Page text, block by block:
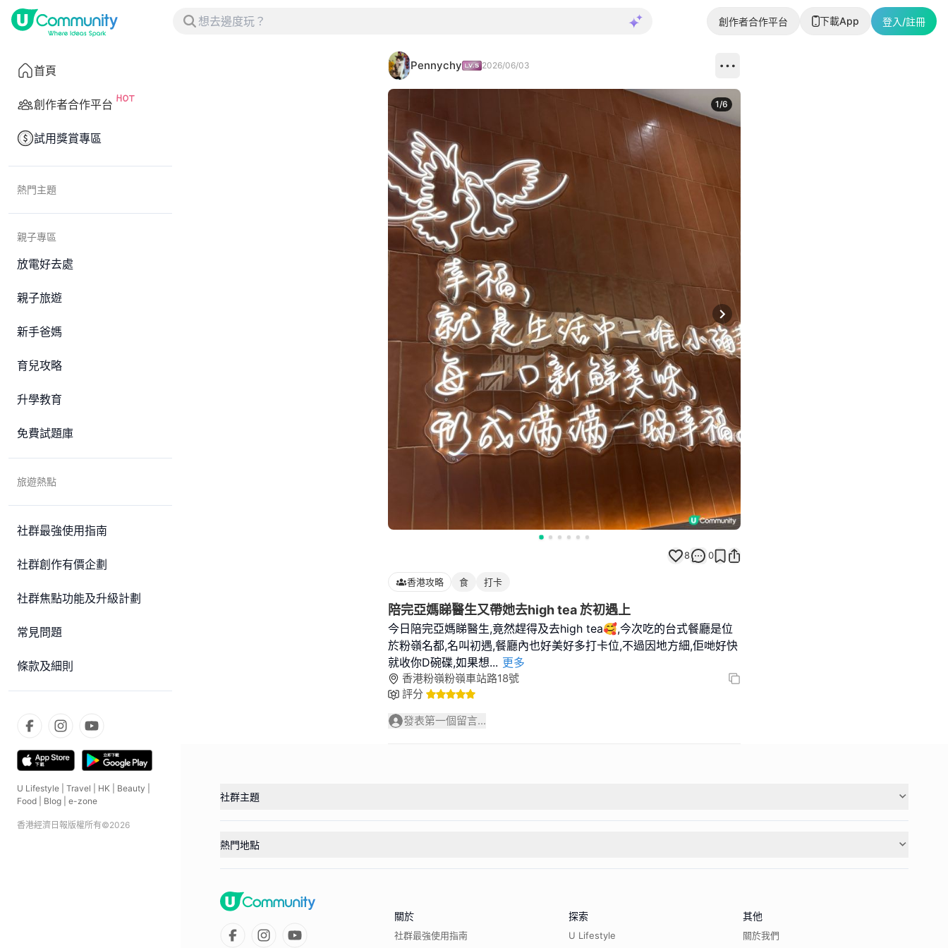
創作者合作平台 下載App 登入/註冊
首頁
創作者合作平台
試用獎賞專區
熱門主題
親子專區
放電好去處
親子旅遊
新手爸媽
育兒攻略
升學教育
免費試題庫
旅遊熱點
社群最強使用指南
社群創作有價企劃
社群焦點功能及升級計劃
常見問題
條款及細則
U Lifestyle Travel HK Beauty
Food
Blog e-zone
香港經濟日報版權所有©2026
Pennychy 2026/06/03
Next slide
1/6
8 0
香港攻略 食 打卡
陪完亞媽睇醫生又帶她去high tea 於初遇上
今日陪完亞媽睇醫生,竟然趕得及去high tea🥰,今次吃的台式餐廳是位
於粉嶺名都,名叫初遇,餐廳內也好美好多打卡位,不過因地方細,佢哋好快
就收你D碗碟,如果想... 更多
香港粉嶺粉嶺車站路18號
評分
發表第一個留言...
社群主題
熱門地點
關於
社群最強使用指南
探索
U Lifestyle
其他
關於我們